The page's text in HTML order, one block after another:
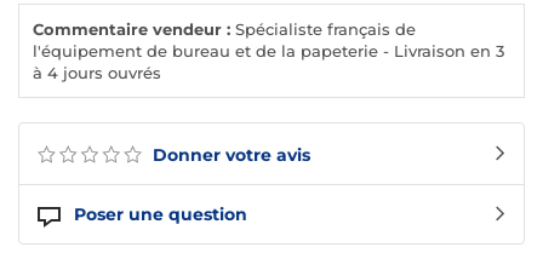
Donner votre avis
Poser une question
Commentaire vendeur : Spécialiste français de
l'équipement de bureau et de la papeterie - Livraison en 3
à 4 jours ouvrés